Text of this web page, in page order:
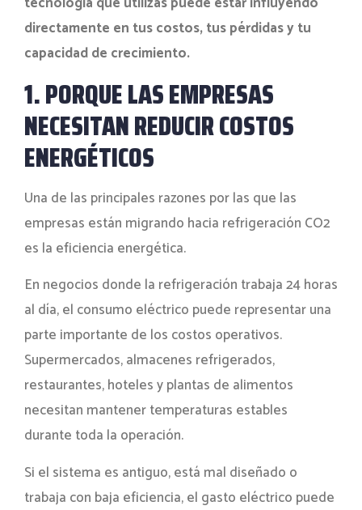
directamente en tus costos, tus pérdidas y tu
capacidad de crecimiento.
1. PORQUE LAS EMPRESAS
NECESITAN REDUCIR COSTOS
ENERGÉTICOS
Una de las principales razones por las que las
empresas están migrando hacia refrigeración CO2
es la eficiencia energética.
En negocios donde la refrigeración trabaja 24 horas
al día, el consumo eléctrico puede representar una
parte importante de los costos operativos.
Supermercados, almacenes refrigerados,
restaurantes, hoteles y plantas de alimentos
necesitan mantener temperaturas estables
durante toda la operación.
Si el sistema es antiguo, está mal diseñado o
trabaja con baja eficiencia, el gasto eléctrico puede